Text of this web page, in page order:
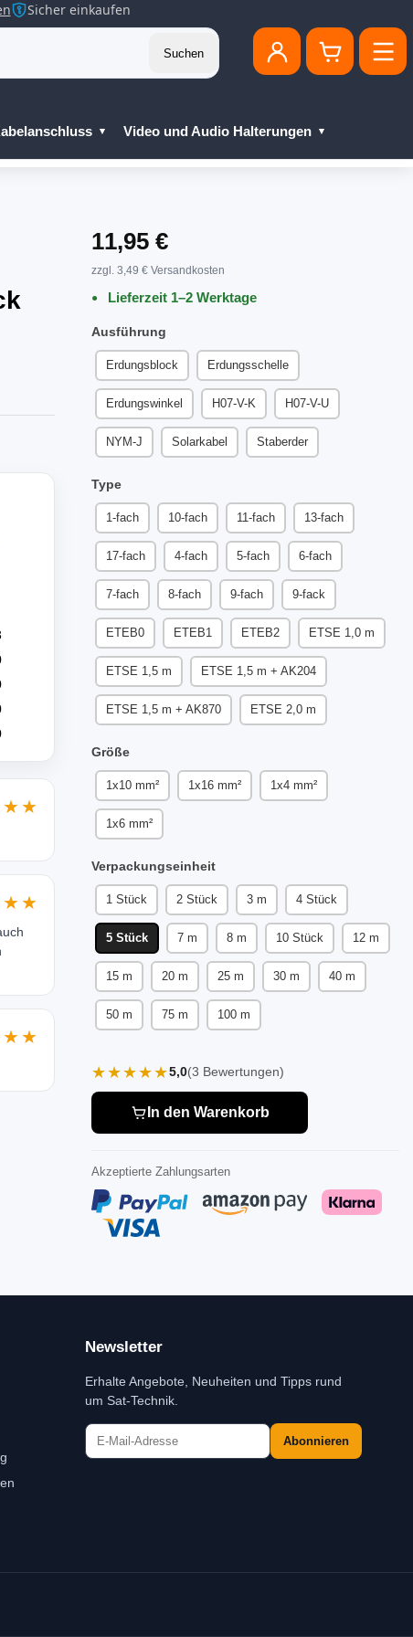
Sicher einkaufen
Suchen
Video und Audio Halterungen
11,95 €
zzgl. 3,49 € Versandkosten
Lieferzeit 1–2 Werktage
Ausführung
Erdungsblock Erdungsschelle
Erdungswinkel H07-V-K H07-V-U
NYM-J Solarkabel Staberder
Type
1-fach 10-fach 11-fach 13-fach
17-fach 4-fach 5-fach 6-fach
7-fach 8-fach 9-fach 9-fack
ETEB0 ETEB1 ETEB2 ETSE 1,0 m
ETSE 1,5 m ETSE 1,5 m + AK204
ETSE 1,5 m + AK870 ETSE 2,0 m
Größe
1x10 mm² 1x16 mm² 1x4 mm²
1x6 mm²
Verpackungseinheit
1 Stück 2 Stück 3 m 4 Stück
5 Stück 7 m 8 m 10 Stück 12 m
15 m 20 m 25 m 30 m 40 m
50 m 75 m 100 m
★★★★★5,0(3 Bewertungen)
In den Warenkorb
Akzeptierte Zahlungsarten
Newsletter
Erhalte Angebote, Neuheiten und Tipps rund
um Sat-Technik.
Abonnieren